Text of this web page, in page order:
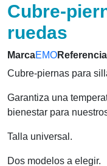
Cubre-
ruedas
MarcaEMOReferencia
Cubre-piernas para
Garantiza una
bienestar para
Talla universal.
Dos modelos a elegir.